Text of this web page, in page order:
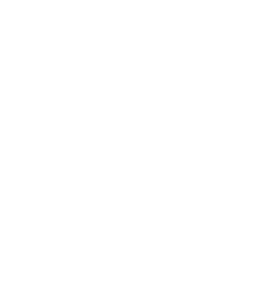
de inspiração otomana
grandiosa do resort, definida
de mármore e uma estética de
o complexo.